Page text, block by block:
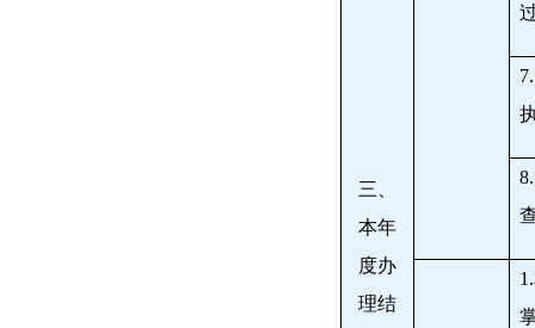
三、
本年
度办
理结
7.
8.
1.